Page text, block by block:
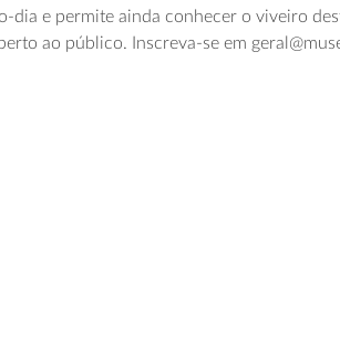
dia e permite ainda conhecer o viveiro
ao público. Inscreva-se em